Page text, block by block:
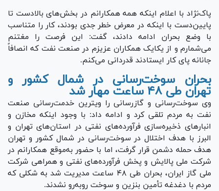
پاک‌نژاد با اعلام اینکه همه همکارانم در بخش‌های بالادست تا
پایین‌دست با اینکه در معرض خطر جدی بودند، کار را متناسب
با وضع بحران ادامه دادند، گفت: این فرصت را مغتنم
می‌شمارم و از یکایک همکاران عزیزم در صنعت نفت که انصافاً
جانانه پای کار ایستادند قدردانی می‌کنم.
بحران سوخت‌رسانی در شمال کشور و
تهران طی ۴۸ ساعت مهار شد
وی سوخت‌رسانی و گازرسانی را ویترین خدمت‌رسانی صنعت
نفت به مردم تلقی کرد و ادامه داد: با وجود اینکه مخازن و
انبار‌های ذخیره‌سازی فرآورده‌های نفتی در استان‌های تهران و
البرز با هدف اختلال در سوخت‌رسانی در شمال کشور و تهران
هدف حمله دشمن قرار گرفت، اما با حضور به‌موقع همکارانم در
شرکت ملی پالایش و پخش فرآورده‌های نفتی و همراهی شرکت
ملی گاز ایران، بحران طی ۴۸ ساعت مدیریت شد به شکلی که
مردم با دغدغه تأمین بنزین و سوخت روبه‌رو نشدند.